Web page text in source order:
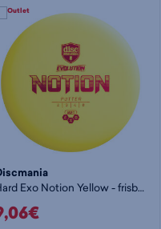
Hard Exo Notion Yellow - frisbeegolf putteri